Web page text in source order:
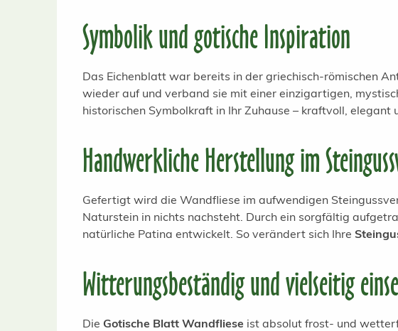
Symbolik und gotische Inspiration
Das Eichenblatt war bereits in der griechisch-römischen
wieder auf und verband sie mit einer einzigartigen,
historischen Symbolkraft in Ihr Zuhause – kraftvoll, elegant
Handwerkliche Herstellung im
Gefertigt wird die Wandfliese im aufwendigen
Naturstein in nichts nachsteht. Durch ein sorgfältig
natürliche Patina entwickelt. So verändert sich Ihre
Witterungsbeständig und vielseitig
Die Gotische Blatt Wandfliese ist absolut frost- und